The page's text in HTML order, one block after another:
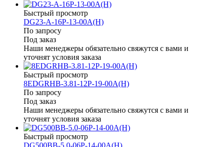
Быстрый просмотр
DG23-A-16P-13-00A(H)
По запросу
Под заказ
Наши менеджеры обязательно свяжутся с вами и
уточнят условия заказа
Быстрый просмотр
8EDGRHB-3.81-12P-19-00A(H)
По запросу
Под заказ
Наши менеджеры обязательно свяжутся с вами и
уточнят условия заказа
Быстрый просмотр
DG500BB-5.0-06P-14-00A(H)